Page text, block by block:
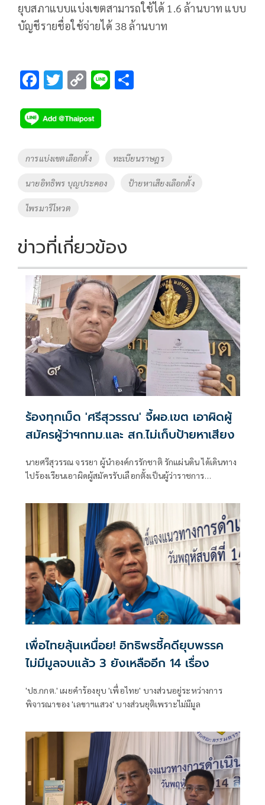
ยุบสภาแบบแบ่งเขตสามารถใช้ได้ 1.6 ล้านบาท แบบ
บัญชีรายชื่อใช้จ่ายได้ 38 ล้านบาท
F
e
b
o
o
k
T
tt
er
C
p
y
Li
k
Li
Tags
การแบ่งเขตเลือกตั้ง ทะเบียนราษฎร
นายอิทธิพร บุญประคอง ป้ายหาเสียงเลือกตั้ง
ไพรมารีโหวต
ข่าวที่เกี่ยวข้อง
ร้องทุกเม็ด 'ศรีสุวรรณ' จี้ผอ.เขต เอาผิดผู้
สมัครผู้ว่าฯกทม.และ สก.ไม่เก็บป้ายหาเสียง
นายศรีสุวรรณ จรรยา ผู้นำองค์กรรักชาติ รักแผ่นดิน ได้เดินทาง
ไปร้องเรียนเอาผิดผู้สมัครรับเลือกตั้งเป็นผู้ว่าราชการ
กรุงเทพมหานครร (สก.) ที่ไม่ยอมเก็บป้ายหาเสียงของตน
เพื่อไทยลุ้นเหนื่อย! อิทธิพรชี้คดียุบพรรค
ไม่มีมูลจบแล้ว 3 ยังเหลืออีก 14 เรื่อง
'ปธ.กกต.' เผยคำร้องยุบ 'เพื่อไทย' บางส่วนอยู่ระหว่างการ
พิจารณาของ 'เลขาฯแสวง' บางส่วนยุติเพราะไม่มีมูล